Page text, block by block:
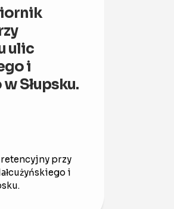
ulic
i
Słupsku.
przy
i